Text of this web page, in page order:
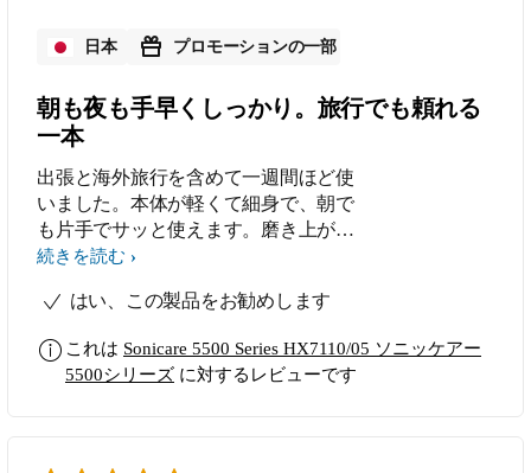
日本 プロモーションの一部
朝も夜も手早くしっかり。旅行でも頼れる
一本
出張と海外旅行を含めて一週間ほど使
いました。本体が軽くて細身で、朝で
も片手でサッと使えます。磨き上がり
は手磨きより明らかに滑らかで、短時
なくてよく、歯ぐきへの当たりもやさ
歯ブラシが置かれていなかったのです
が、この一本を持っていったおかげで
ラシだと感じています。
続きを読む
はい、この製品をお勧めします
これは Sonicare 5500 Series HX7110/05 ソニッケアー
5500シリーズ に対するレビューです